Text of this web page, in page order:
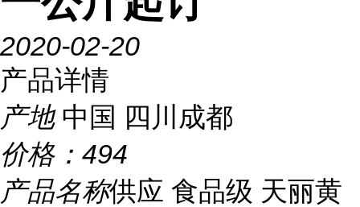
2020-02-20
产品详情
产地 中国 四川成都
价格： 494
产品名称供应 食品级 天丽黄